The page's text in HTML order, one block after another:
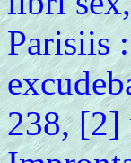
Parisiis
238, [2]